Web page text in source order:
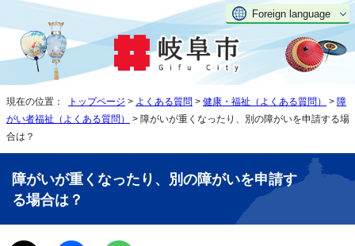
Foreign language
現在の位置： トップページ > よくある質問 > 健康・福祉（よくある質問） > 障
がい者福祉（よくある質問）
> 障がいが重くなったり、別の障がいを申請する場
合は？
障がいが重くなったり、別の障がいを申請す
る場合は？